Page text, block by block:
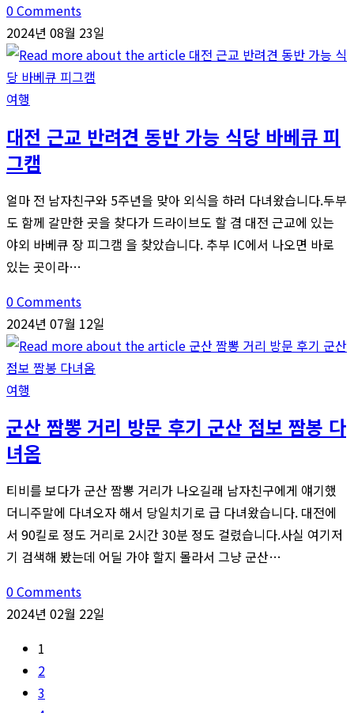
0 Comments
2024년 08월 23일
여행
대전 근교 반려견 동반 가능 식당 바베큐 피
그캠
얼마 전 남자친구와 5주년을 맞아 외식을 하러 다녀왔습니다.두부
도 함께 갈만한 곳을 찾다가 드라이브도 할 겸 대전 근교에 있는
야외 바베큐 장 피그캠 을 찾았습니다. 추부 IC에서 나오면 바로
있는 곳이라…
0 Comments
2024년 07월 12일
여행
군산 짬뽕 거리 방문 후기 군산 점보 짬봉 다
녀옴
티비를 보다가 군산 짬뽕 거리가 나오길래 남자친구에게 얘기했
더니주말에 다녀오자 해서 당일치기로 급 다녀왔습니다. 대전에
서 90킬로 정도 거리로 2시간 30분 정도 걸렸습니다.사실 여기저
기 검색해 봤는데 어딜 가야 할지 몰라서 그냥 군산…
0 Comments
2024년 02월 22일
1
2
3